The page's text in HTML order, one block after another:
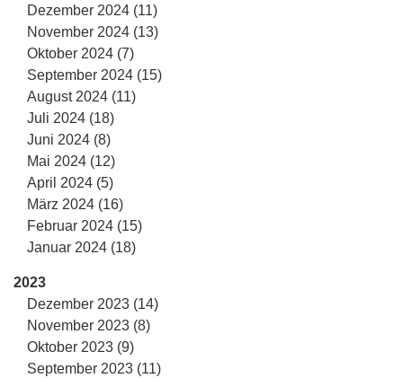
Dezember 2024 (11)
November 2024 (13)
Oktober 2024 (7)
September 2024 (15)
August 2024 (11)
Juli 2024 (18)
Juni 2024 (8)
Mai 2024 (12)
April 2024 (5)
März 2024 (16)
Februar 2024 (15)
Januar 2024 (18)
2023
Dezember 2023 (14)
November 2023 (8)
Oktober 2023 (9)
September 2023 (11)